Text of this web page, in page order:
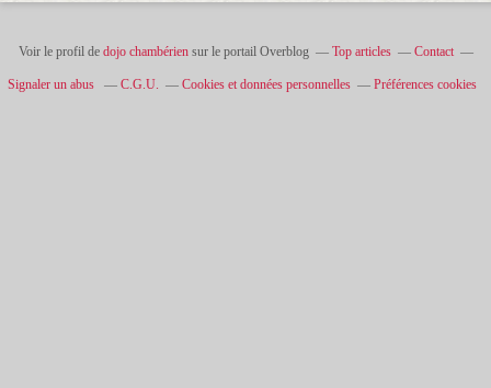
Voir le profil de dojo chambériensur le portail Overblog Top articles Contact
Signaler un abus C.G.U. Cookies et données personnelles Préférences cookies